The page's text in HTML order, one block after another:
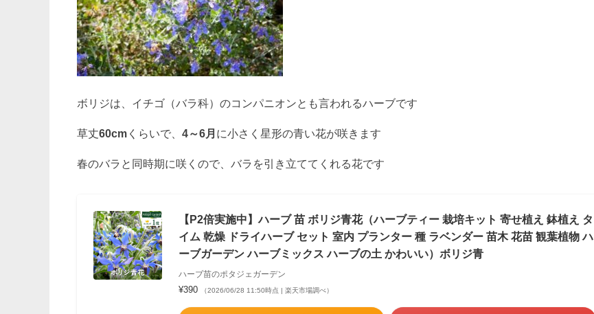
ボリジは、イチゴ（バラ科）のコンパニオンとも言われるハーブです
草丈60cm くらいで、 4～6月 に小さく星形の青い花が咲きます
春のバラと同時期に咲くので、バラを引き立ててくれる花です
【P2倍実施中】ハーブ 苗 ボリジ青花（ハーブティー 栽培キット 寄せ植え 鉢植え タ
イム 乾燥 ドライハーブ セット 室内 プランター 種 ラベンダー 苗木 花苗 観葉植物 ハ
ーブガーデン ハーブミックス ハーブの土 かわいい）ボリジ青
ハーブ苗のポタジェガーデン
¥390 （2026/06/28 11:50時点 | 楽天市場調べ）